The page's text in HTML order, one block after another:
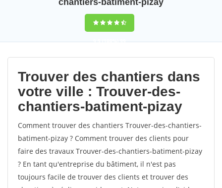
chantiers-batiment-pizay
9,5(100%)99
votes
Trouver des chantiers dans
votre ville : Trouver-des-
chantiers-batiment-pizay
Comment trouver des chantiers Trouver-des-chantiers-
batiment-pizay ? Comment trouver des clients pour
faire des travaux Trouver-des-chantiers-batiment-pizay
? En tant qu'entreprise du bâtiment, il n'est pas
toujours facile de trouver des clients et trouver des